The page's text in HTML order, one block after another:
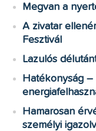
Megvan a
A zivatar
Fesztivál
Lazulós
Hatékonyság
Hamarosan
személyi